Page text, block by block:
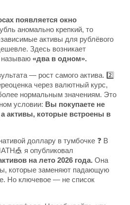
появляется окно
аномально крепкий, то
активы для рублёвого
Здесь возникает
называю «два в одном».
— рост самого актива. 2️⃣
через валютный курс,
нормальным значениям. Это
условии: Вы покупаете не
активы, которые встроены в
доллару в тумбочке ❓ В
я опубликовал
на лето 2026 года. Она
которые заменяют падающую
Но ключевое — не список